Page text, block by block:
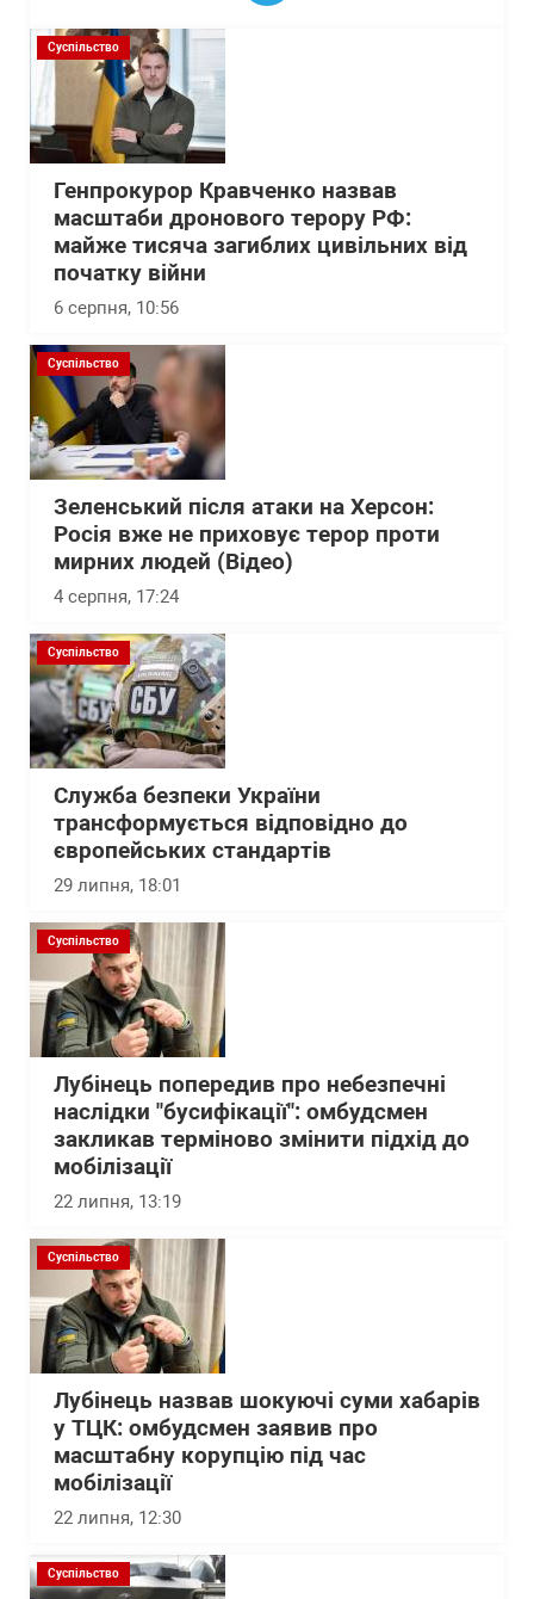
Суспільство
Генпрокурор Кравченко назвав
масштаби дронового терору РФ:
майже тисяча загиблих цивільних від
початку війни
6 серпня, 10:56
Суспільство
Зеленський після атаки на Херсон:
Росія вже не приховує терор проти
мирних людей (Відео)
4 серпня, 17:24
Суспільство
Служба безпеки України
трансформується відповідно до
європейських стандартів
29 липня, 18:01
Суспільство
Лубінець попередив про небезпечні
наслідки "бусифікації": омбудсмен
закликав терміново змінити підхід до
мобілізації
22 липня, 13:19
Суспільство
Лубінець назвав шокуючі суми хабарів
у ТЦК: омбудсмен заявив про
масштабну корупцію під час
мобілізації
22 липня, 12:30
Суспільство